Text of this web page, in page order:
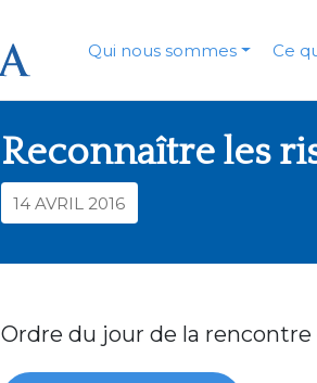
Qui nous sommes Ce
Reconnaître les
14 AVRIL 2016
Ordre du jour de la rencontre